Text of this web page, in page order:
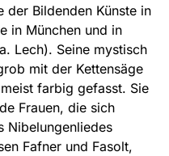
der Bildenden Künste in
in München und in
Lech). Seine mystisch
mit der Kettensäge
farbig gefasst. Sie
Frauen, die sich
Nibelungenliedes
Fafner und Fasolt,